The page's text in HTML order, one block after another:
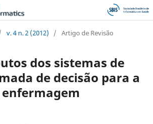
v. 4 n. 2 (2012) / Artigo de Revisão
dos sistemas de
de decisão para a